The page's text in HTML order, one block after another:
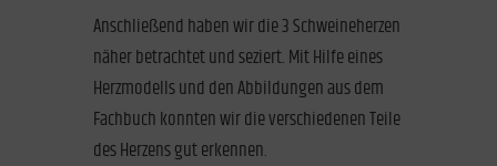
Anschließend haben wir die 3 Schweineherzen
näher betrachtet und seziert. Mit Hilfe eines
Herzmodells und den Abbildungen aus dem
Fachbuch konnten wir die verschiedenen Teile
des Herzens gut erkennen.